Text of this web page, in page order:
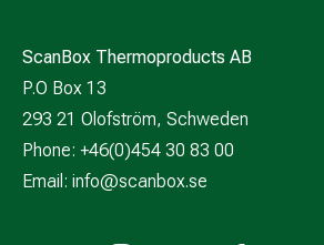
ScanBox Thermoproducts AB
P.O Box 13
293 21 Olofström, Schweden
Phone: +46(0)454 30 83 00
Email: info@scanbox.se